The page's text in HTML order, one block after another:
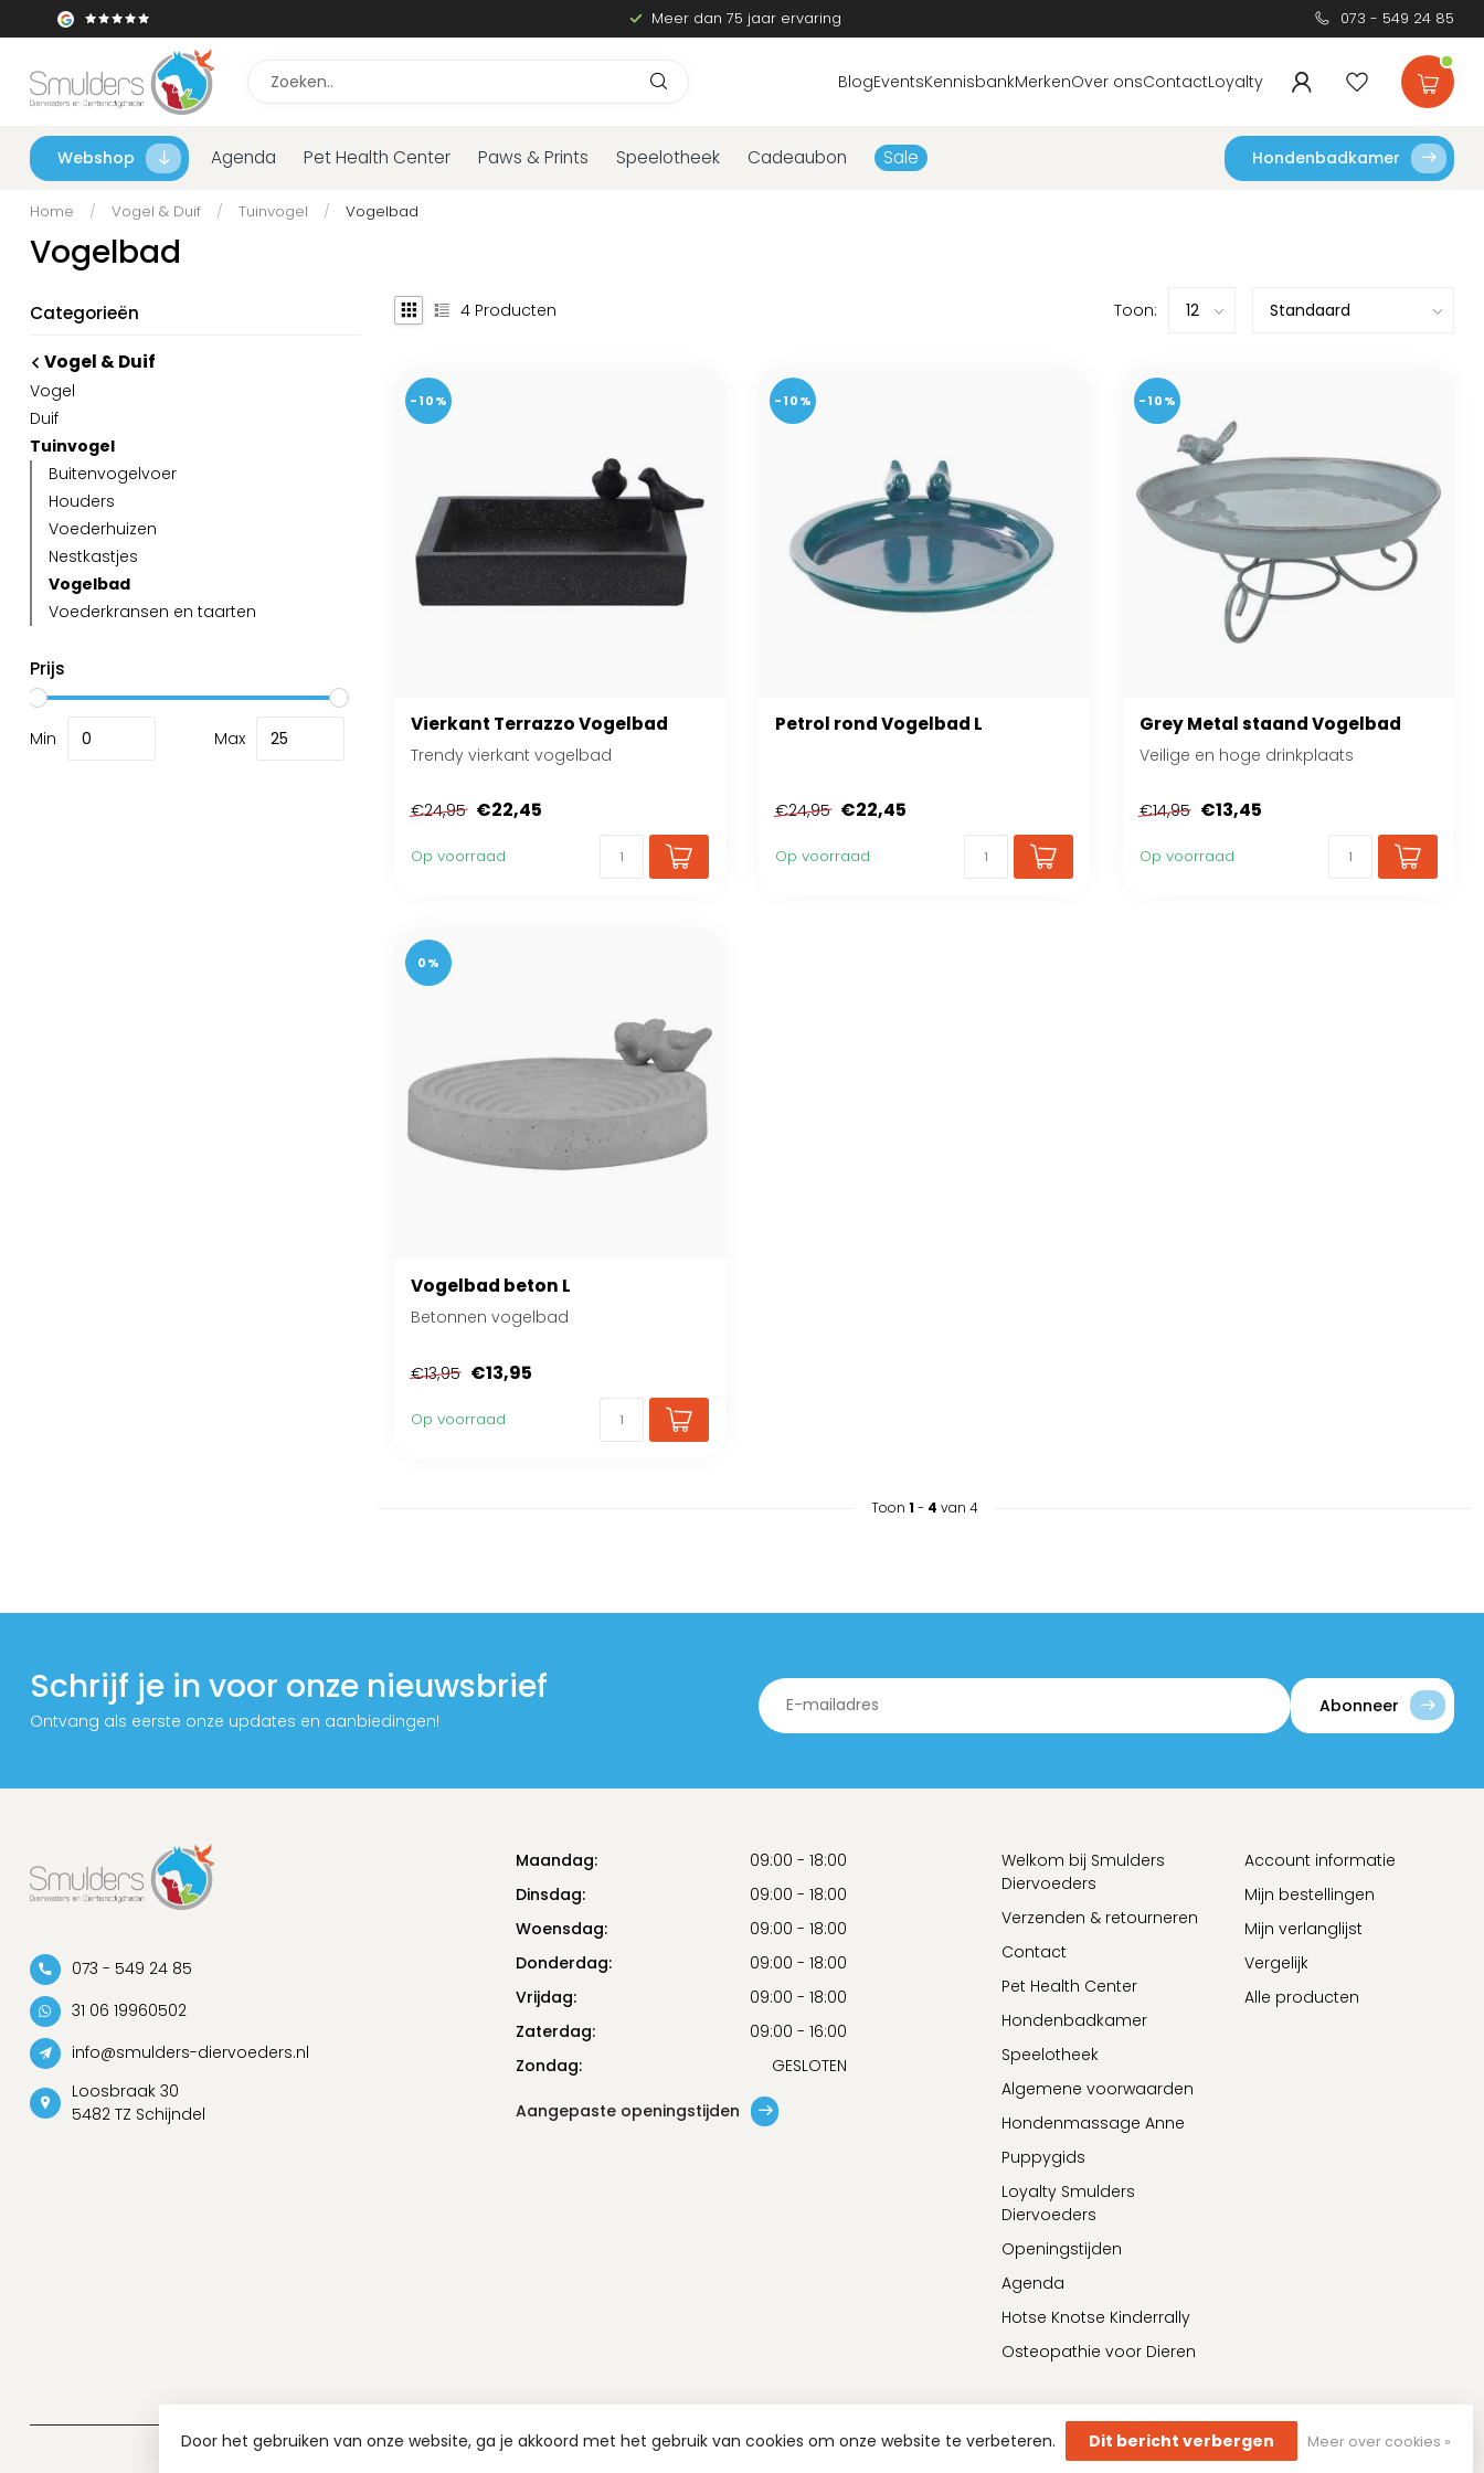
Meer dan 75 jaar ervaring 073 - 549 24 85
BlogEventsKennisbankMerkenOver onsContactLoyalty
Webshop Agenda Pet Health Center Paws & Prints Speelotheek Cadeaubon Sale Hondenbadkamer
Home / Vogel & Duif / Tuinvogel / Vogelbad
Vogelbad
Categorieën
Vogel & Duif
Vogel
Duif
Tuinvogel
Buitenvogelvoer
Houders
Voederhuizen
Nestkastjes
Vogelbad
Voederkransen en taarten
Prijs
Min Max
4 Producten Toon:
-10%
Vierkant Terrazzo Vogelbad
Trendy vierkant vogelbad
€24,95 €22,45
Op voorraad
-10%
Petrol rond Vogelbad L
€24,95 €22,45
Op voorraad
-10%
Grey Metal staand Vogelbad
Veilige en hoge drinkplaats
€14,95 €13,45
Op voorraad
0%
Vogelbad beton L
Betonnen vogelbad
€13,95 €13,95
Op voorraad
Toon 1- 4 van 4
Schrijf je in voor onze nieuwsbrief
Ontvang als eerste onze updates en aanbiedingen!
Abonneer
073 - 549 24 85
31 06 19960502
info@smulders-diervoeders.nl
Loosbraak 30
5482 TZ Schijndel
Maandag:
09:00 - 18:00
Dinsdag:
09:00 - 18:00
Woensdag:
09:00 - 18:00
Donderdag:
09:00 - 18:00
Vrijdag:
09:00 - 18:00
Zaterdag:
09:00 - 16:00
Zondag:
GESLOTEN
Aangepaste openingstijden
Welkom bij Smulders
Diervoeders
Verzenden & retourneren
Contact
Pet Health Center
Hondenbadkamer
Speelotheek
Algemene voorwaarden
Hondenmassage Anne
Puppygids
Loyalty Smulders
Diervoeders
Openingstijden
Agenda
Hotse Knotse Kinderrally
Osteopathie voor Dieren
Account informatie
Mijn bestellingen
Mijn verlanglijst
Vergelijk
Alle producten
Door het gebruiken van onze website, ga je akkoord met het gebruik van cookies om onze website te verbeteren. Dit bericht verbergen Meer over cookies »